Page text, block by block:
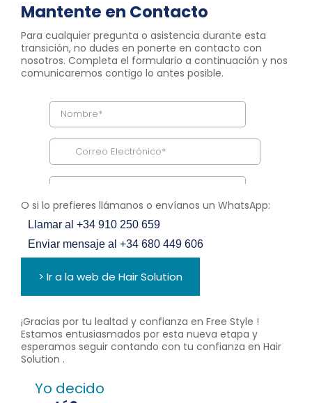
Mantente en Contacto
Para cualquier pregunta o asistencia durante esta
transición, no dudes en ponerte en contacto con
nosotros. Completa el formulario a continuación y nos
comunicaremos contigo lo antes posible.
O si lo prefieres llámanos o envíanos un WhatsApp:
Llamar al +34 910 250 659
Enviar mensaje al +34 680 449 606
> Ir a la web de Hair Solution
¡Gracias por tu lealtad y confianza en Free Style !
Estamos entusiasmados por esta nueva etapa y
esperamos seguir contando con tu confianza en Hair
Solution .
Yo decido